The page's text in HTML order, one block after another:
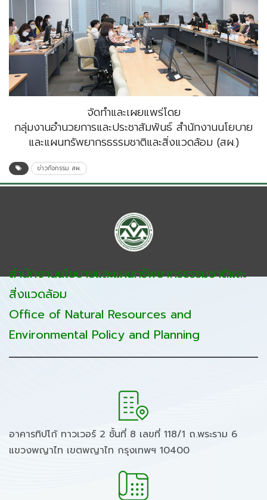
จัดทำและเผยแพร่โดย
กลุ่มงานอำนวยการและประชาสัมพันธ์ สำนักงานนโยบาย
และแผนทรัพยากรธรรมชาติและสิ่งแวดล้อม (สผ.)
ข่าวกิจกรรม สผ.
สำนักงานนโยบายและแผนทรัพยากรธรรมชาติและ
สิ่งแวดล้อม
Office of Natural Resources and
Environmental Policy and Planning
อาคารทิปโก้ ทาวเวอร์ 2 ชั้นที่ 8 เลขที่ 118/1 ถ.พระราม 6
แขวงพญาไท เขตพญาไท กรุงเทพฯ 10400